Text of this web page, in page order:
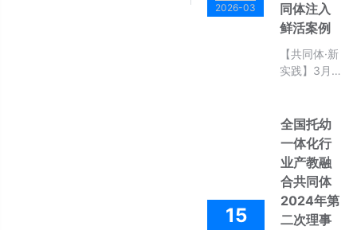
2026-03
同体注入
鲜活案例
【共同体·新
实践】3月
中心顺利启
幕，这是东
悦童职教的
精品落地，
也是共同
体“教材-培
养-实践-赋
15
全国托幼
一体化行
业产教融
合共同体
2024年第
二次理事